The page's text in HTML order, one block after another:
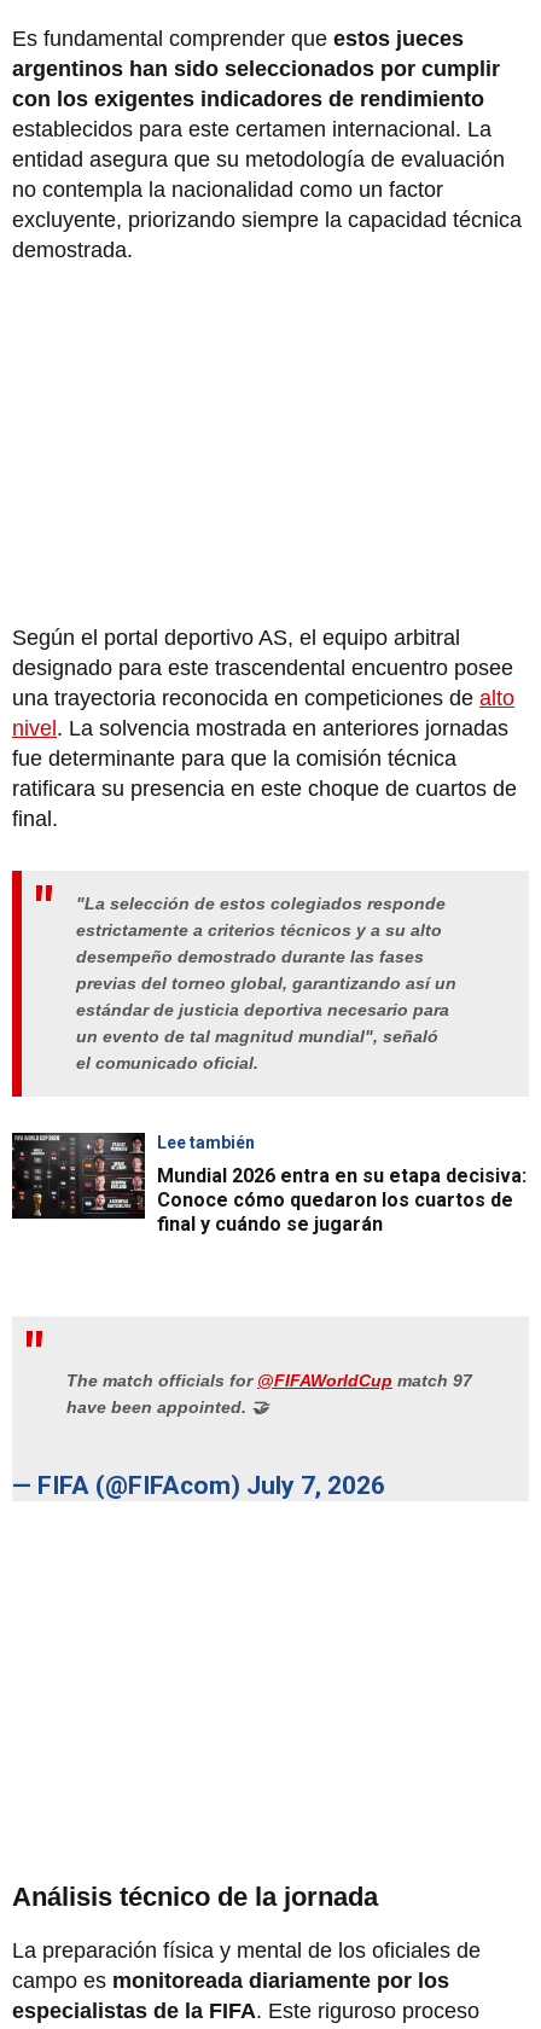
Es fundamental comprender que estos jueces
argentinos han sido seleccionados por cumplir
con los exigentes indicadores de rendimiento
establecidos para este certamen internacional. La
entidad asegura que su metodología de evaluación
no contempla la nacionalidad como un factor
excluyente, priorizando siempre la capacidad técnica
demostrada.
Según el portal deportivo AS, el equipo arbitral
designado para este trascendental encuentro posee
una trayectoria reconocida en competiciones de alto
nivel. La solvencia mostrada en anteriores jornadas
fue determinante para que la comisión técnica
ratificara su presencia en este choque de cuartos de
final.
"La selección de estos colegiados responde
estrictamente a criterios técnicos y a su alto
desempeño demostrado durante las fases
previas del torneo global, garantizando así un
estándar de justicia deportiva necesario para
un evento de tal magnitud mundial", señaló
el comunicado oficial.
Lee también
Mundial 2026 entra en su etapa decisiva:
Conoce cómo quedaron los cuartos de
final y cuándo se jugarán
The match officials for @FIFAWorldCup match 97
have been appointed. 🤝
— FIFA (@FIFAcom) July 7, 2026
Análisis técnico de la jornada
La preparación física y mental de los oficiales de
campo es monitoreada diariamente por los
especialistas de la FIFA. Este riguroso proceso